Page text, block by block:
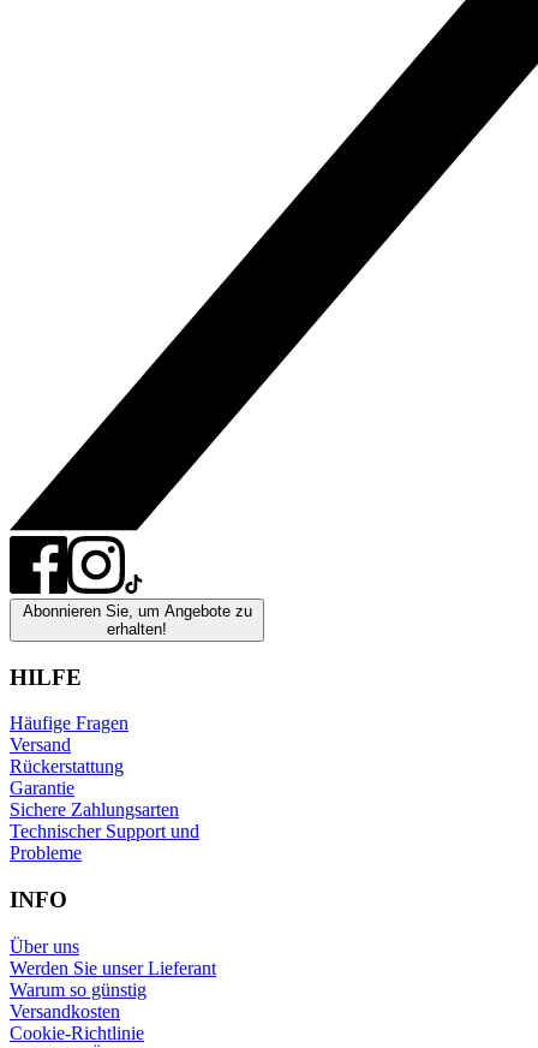
Abonnieren Sie, um Angebote zu
erhalten!
HILFE
Häufige Fragen
Versand
Rückerstattung
Garantie
Sichere Zahlungsarten
Technischer Support und
Probleme
INFO
Über uns
Werden Sie unser Lieferant
Warum so günstig
Versandkosten
Cookie-Richtlinie